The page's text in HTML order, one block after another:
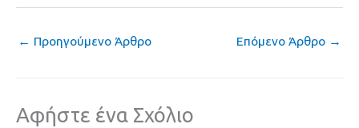
← Προηγούμενο Άρθρο Επόμενο Άρθρο →
Αφήστε ένα Σχόλιο